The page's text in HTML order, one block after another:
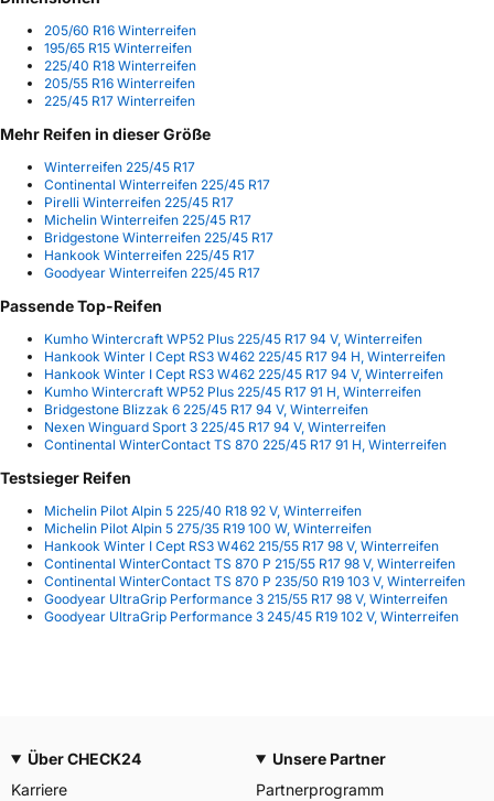
205/60 R16 Winterreifen
195/65 R15 Winterreifen
225/40 R18 Winterreifen
205/55 R16 Winterreifen
225/45 R17 Winterreifen
Mehr Reifen in dieser Größe
Winterreifen 225/45 R17
Continental Winterreifen 225/45 R17
Pirelli Winterreifen 225/45 R17
Michelin Winterreifen 225/45 R17
Bridgestone Winterreifen 225/45 R17
Hankook Winterreifen 225/45 R17
Goodyear Winterreifen 225/45 R17
Passende Top-Reifen
Kumho Wintercraft WP52 Plus 225/45 R17 94 V, Winterreifen
Hankook Winter I Cept RS3 W462 225/45 R17 94 H, Winterreifen
Hankook Winter I Cept RS3 W462 225/45 R17 94 V, Winterreifen
Kumho Wintercraft WP52 Plus 225/45 R17 91 H, Winterreifen
Bridgestone Blizzak 6 225/45 R17 94 V, Winterreifen
Nexen Winguard Sport 3 225/45 R17 94 V, Winterreifen
Continental WinterContact TS 870 225/45 R17 91 H, Winterreifen
Testsieger Reifen
Michelin Pilot Alpin 5 225/40 R18 92 V, Winterreifen
Michelin Pilot Alpin 5 275/35 R19 100 W, Winterreifen
Hankook Winter I Cept RS3 W462 215/55 R17 98 V, Winterreifen
Continental WinterContact TS 870 P 215/55 R17 98 V, Winterreifen
Continental WinterContact TS 870 P 235/50 R19 103 V, Winterreifen
Goodyear UltraGrip Performance 3 215/55 R17 98 V, Winterreifen
Goodyear UltraGrip Performance 3 245/45 R19 102 V, Winterreifen
Über CHECK24
Karriere
Unsere Partner
Partnerprogramm